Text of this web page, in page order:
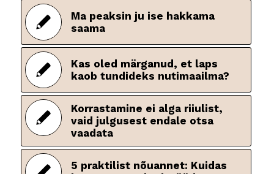
Ma peaksin ju ise hakkama
saama
Kas oled märganud, et laps
kaob tundideks nutimaailma?
Korrastamine ei alga riiulist,
vaid julgusest endale otsa
vaadata
5 praktilist nõuannet: Kuidas